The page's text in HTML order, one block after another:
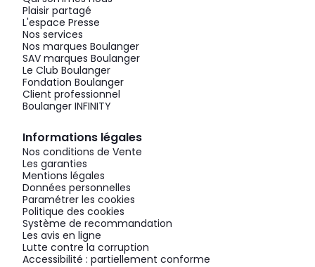
Plaisir partagé
L'espace Presse
Nos services
Nos marques Boulanger
SAV marques Boulanger
Le Club Boulanger
Fondation Boulanger
Client professionnel
Boulanger INFINITY
Informations légales
Nos conditions de Vente
Les garanties
Mentions légales
Données personnelles
Paramétrer les cookies
Politique des cookies
Système de recommandation
Les avis en ligne
Lutte contre la corruption
Accessibilité : partiellement conforme